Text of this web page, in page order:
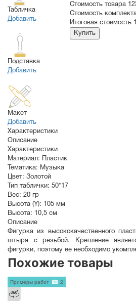
Табличка
Добавить
Подставка
Добавить
Макет
Добавить
Cтоимость товара
Стоимость
Итоговая стоимость
Купить
Характеристики
Описание
Характеристики
Материал: Пластик
Тематика: Музыка
Цвет: Золотой
Тип таблички: 50*17
Вес: 20 гр
Высота (Y): 105 мм
Высота: 10,5 см
Описание
Фигурка из высококачественного
штыря с резьбой. Крепление
фигурки, поэтому ее необходимо
Похожие товары
Примеры работ 2